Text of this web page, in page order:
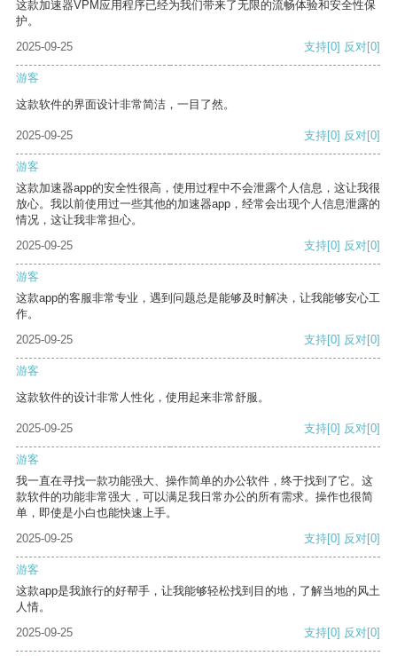
这款加速器VPM应用程序已经为我们带来了无限的流畅体验和安全性保
护。
2025-09-25
支持[0] 反对[0]
游客
这款软件的界面设计非常简洁，一目了然。
2025-09-25 支持[0] 反对[0]
游客
这款加速器app的安全性很高，使用过程中不会泄露个人信息，这让我很
放心。我以前使用过一些其他的加速器app，经常会出现个人信息泄露的
情况，这让我非常担心。
2025-09-25
支持[0] 反对[0]
游客
这款app的客服非常专业，遇到问题总是能够及时解决，让我能够安心工
作。
2025-09-25
支持[0] 反对[0]
游客
这款软件的设计非常人性化，使用起来非常舒服。
2025-09-25 支持[0] 反对[0]
游客
我一直在寻找一款功能强大、操作简单的办公软件，终于找到了它。这
款软件的功能非常强大，可以满足我日常办公的所有需求。操作也很简
单，即使是小白也能快速上手。
2025-09-25
支持[0] 反对[0]
游客
这款app是我旅行的好帮手，让我能够轻松找到目的地，了解当地的风土
人情。
2025-09-25
支持[0] 反对[0]